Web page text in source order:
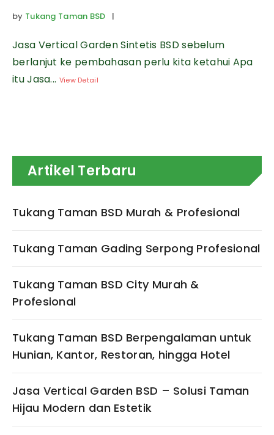
by Tukang Taman BSD |
Jasa Vertical Garden Sintetis BSD sebelum
berlanjut ke pembahasan perlu kita ketahui Apa
itu Jasa... View Detail
Artikel Terbaru
Tukang Taman BSD Murah & Profesional
Tukang Taman Gading Serpong Profesional
Tukang Taman BSD City Murah &
Profesional
Tukang Taman BSD Berpengalaman untuk
Hunian, Kantor, Restoran, hingga Hotel
Jasa Vertical Garden BSD – Solusi Taman
Hijau Modern dan Estetik